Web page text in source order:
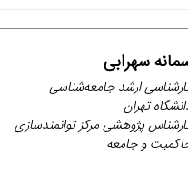
سهرابی
ارشد جامعه‌شناسی
تهران
پژوهشی مرکز توانمندسازی
و جامعه